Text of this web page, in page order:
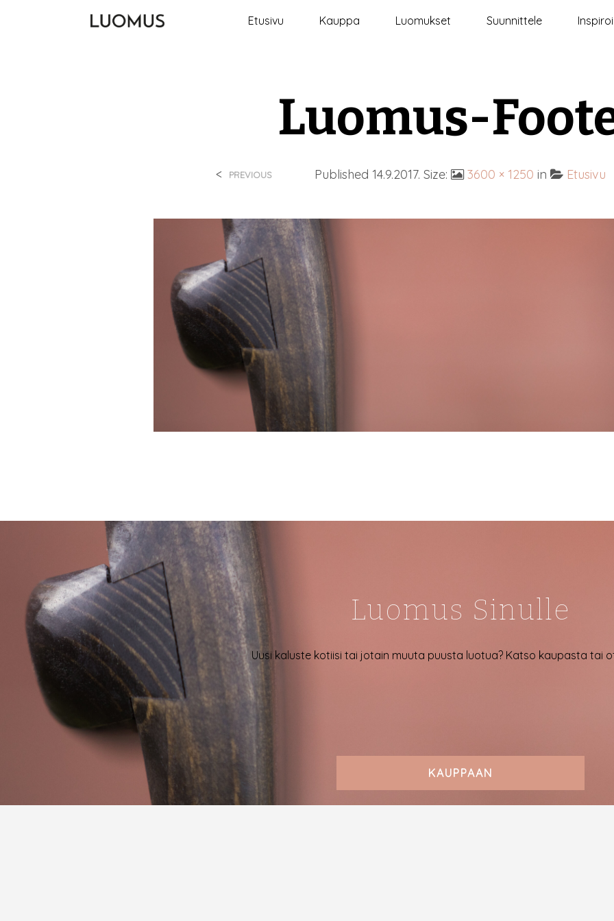
Etusivu Kauppa Luomukset Suunnittele
Luomus-
Published 14.9.2017. Size: 3600 × 1250 in Etusivu
< PREVIOUS
Luomus Sinulle
Uusi kaluste kotiisi tai jotain muuta puusta luotua? Katso kaupasta tai
KAUPPAAN